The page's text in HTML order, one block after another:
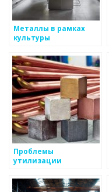
Металлы в рамках
культуры
Проблемы
утилизации
отходов